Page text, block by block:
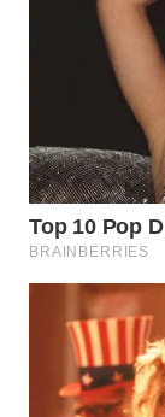
KEPULAUAN
SERIBU
WN
WN
BINJAI